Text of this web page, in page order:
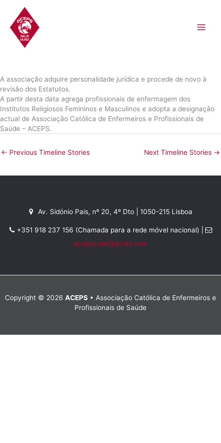
content
A associação adquire personalidade jurídica e procede de novo à
revisão dos Estatutos.
A partir desta data agrega profissionais de enfermagem dos
Institutos Religiosos Femininos e Masculinos e adopta a designação
actual de Associação Católica de Enfermeiros e Profissionais de
Saúde – ACEPS.
← Previous Timeline Stories Next Timeline Stories →
Av. Sidónio Pais, nº 20, 4º Dto | 1050-215 Lisboa
+351 918 237 156 (Chamada para a rede móvel nacional) |
acepsaude@gmail.com
Copyright © 2026 ACEPS • Associação Católica de Enfermeiros e
Profissionais de Saúde